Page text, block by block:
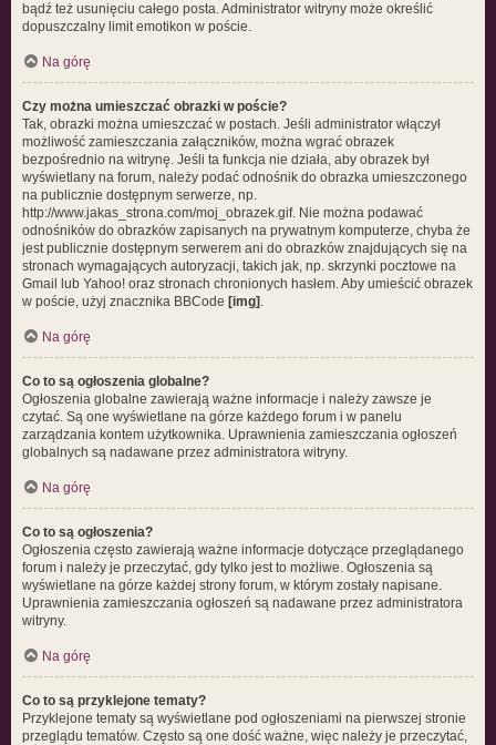
bądź też usunięciu całego posta. Administrator witryny może określić
dopuszczalny limit emotikon w poście.
Na górę
Czy można umieszczać obrazki w poście?
Tak, obrazki można umieszczać w postach. Jeśli administrator włączył
możliwość zamieszczania załączników, można wgrać obrazek
bezpośrednio na witrynę. Jeśli ta funkcja nie działa, aby obrazek był
wyświetlany na forum, należy podać odnośnik do obrazka umieszczonego
na publicznie dostępnym serwerze, np.
http://www.jakas_strona.com/moj_obrazek.gif. Nie można podawać
odnośników do obrazków zapisanych na prywatnym komputerze, chyba że
jest publicznie dostępnym serwerem ani do obrazków znajdujących się na
stronach wymagających autoryzacji, takich jak, np. skrzynki pocztowe na
Gmail lub Yahoo! oraz stronach chronionych hasłem. Aby umieścić obrazek
w poście, użyj znacznika BBCode [img] .
Na górę
Co to są ogłoszenia globalne?
Ogłoszenia globalne zawierają ważne informacje i należy zawsze je
czytać. Są one wyświetlane na górze każdego forum i w panelu
zarządzania kontem użytkownika. Uprawnienia zamieszczania ogłoszeń
globalnych są nadawane przez administratora witryny.
Na górę
Co to są ogłoszenia?
Ogłoszenia często zawierają ważne informacje dotyczące przeglądanego
forum i należy je przeczytać, gdy tylko jest to możliwe. Ogłoszenia są
wyświetlane na górze każdej strony forum, w którym zostały napisane.
Uprawnienia zamieszczania ogłoszeń są nadawane przez administratora
witryny.
Na górę
Co to są przyklejone tematy?
Przyklejone tematy są wyświetlane pod ogłoszeniami na pierwszej stronie
przeglądu tematów. Często są one dość ważne, więc należy je przeczytać,